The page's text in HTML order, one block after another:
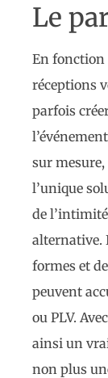
Le
En fonction
réceptions
parfois
sur
l’unique
de
alternative.
formes et
peuvent
ou PLV.
ainsi un
non plus